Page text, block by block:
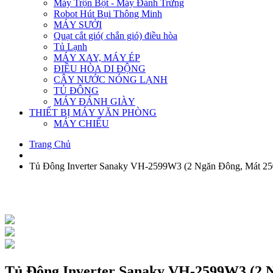
Máy Trộn Bột - Máy Đánh Trứng
Robot Hút Bụi Thông Minh
MÁY SƯỞI
Quạt cắt gió( chắn gió) điều hòa
Tủ Lạnh
MÁY XAY, MÁY ÉP
ĐIỀU HÒA DI ĐỘNG
CÂY NƯỚC NÓNG LẠNH
TỦ ĐÔNG
MÁY ĐÁNH GIÀY
THIẾT BỊ MÁY VĂN PHÒNG
MÁY CHIẾU
Trang Chủ
Tủ Đông Inverter Sanaky VH-2599W3 (2 Ngăn Đông, Mát